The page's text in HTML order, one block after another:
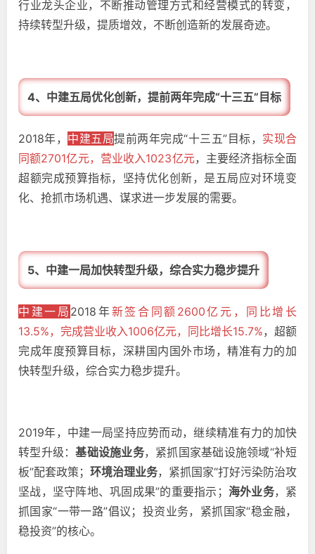
行业龙头企业，不断推动管理方式和经营模式的转变，
持续转型升级，提质增效，不断创造新的发展奇迹。
4、中建五局优化创新，提前两年完成“十三五”目标
2018年， 中建五局提前两年完成“十三五”目标， 实现合
同额2701亿元，营业收入1023亿元，主要经济指标全面
超额完成预算指标，坚持优化创新，是五局应对环境变
化、抢抓市场机遇、谋求进一步发展的需要。
5、中建一局加快转型升级，综合实力稳步提升
中建一局 2018年新签合同额2600亿元 ，同比增长
13.5%，完成营业收入1006亿元，同比增长15.7%，超额
完成年度预算目标，深耕国内国外市场，精准有力的加
快转型升级，综合实力稳步提升。
2019年，中建一局坚持应势而动，继续精准有力的加快
转型升级：基础设施业务，紧抓国家基础设施领域“补短
板”配套政策； 环境治理业务，紧抓国家“打好污染防治攻
坚战，坚守阵地、巩固成果”的重要指示； 海外业务，紧
抓国家“一带一路”倡议；投资业务，紧抓国家“稳金融，
稳投资”的核心。